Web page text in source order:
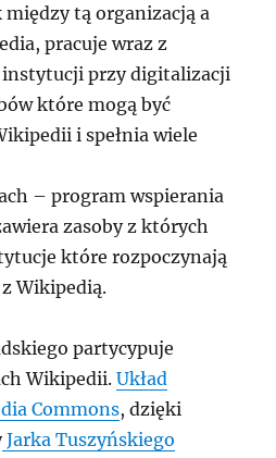
między tą organizacją a
pracuje wraz z
przy digitalizacji
które mogą być
i spełnia wiele
– program wspierania
zasoby z których
które rozpoczynają
Wikipedią.
partycypuje
Wikipedii.Układ
Commons, dzięki
Jarka Tuszyńskiego